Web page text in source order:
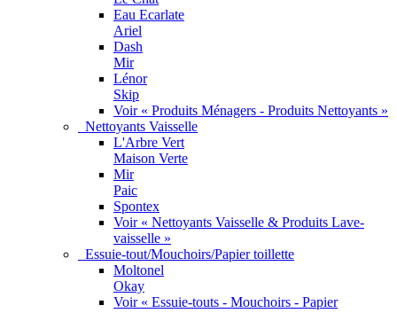
Eau Ecarlate
Ariel
Dash
Mir
Lénor
Skip
Voir « Produits Ménagers - Produits Nettoyants »
Nettoyants Vaisselle
L'Arbre Vert
Maison Verte
Mir
Paic
Spontex
Voir « Nettoyants Vaisselle & Produits Lave-
vaisselle »
Essuie-tout/Mouchoirs/Papier toillette
Moltonel
Okay
Voir « Essuie-touts - Mouchoirs - Papier